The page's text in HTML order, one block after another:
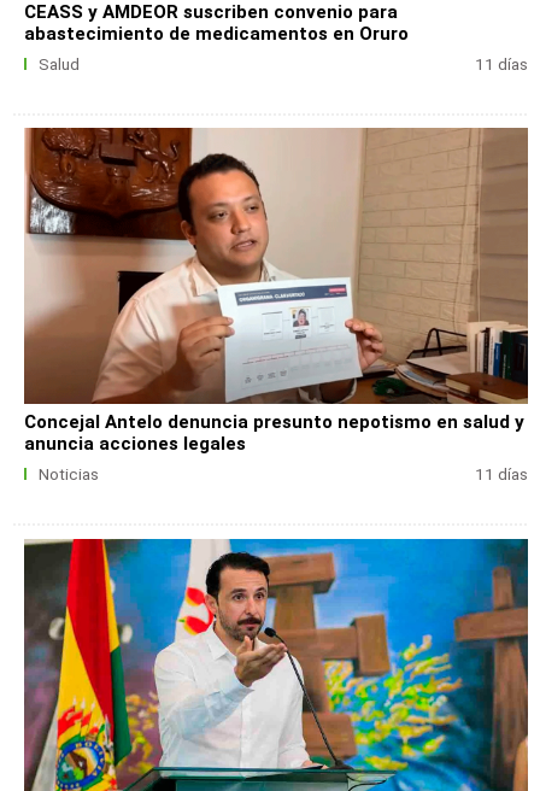
CEASS y AMDEOR suscriben convenio para
abastecimiento de medicamentos en Oruro
Salud 11 días
Concejal Antelo denuncia presunto nepotismo en salud y
anuncia acciones legales
Noticias 11 días